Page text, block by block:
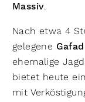
Massiv.
Nach etwa 4
gelegene
ehemalige
bietet heute
mit